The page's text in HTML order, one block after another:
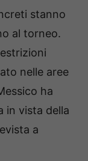
stanno
al torneo.
nelle aree
ha
in vista della
a